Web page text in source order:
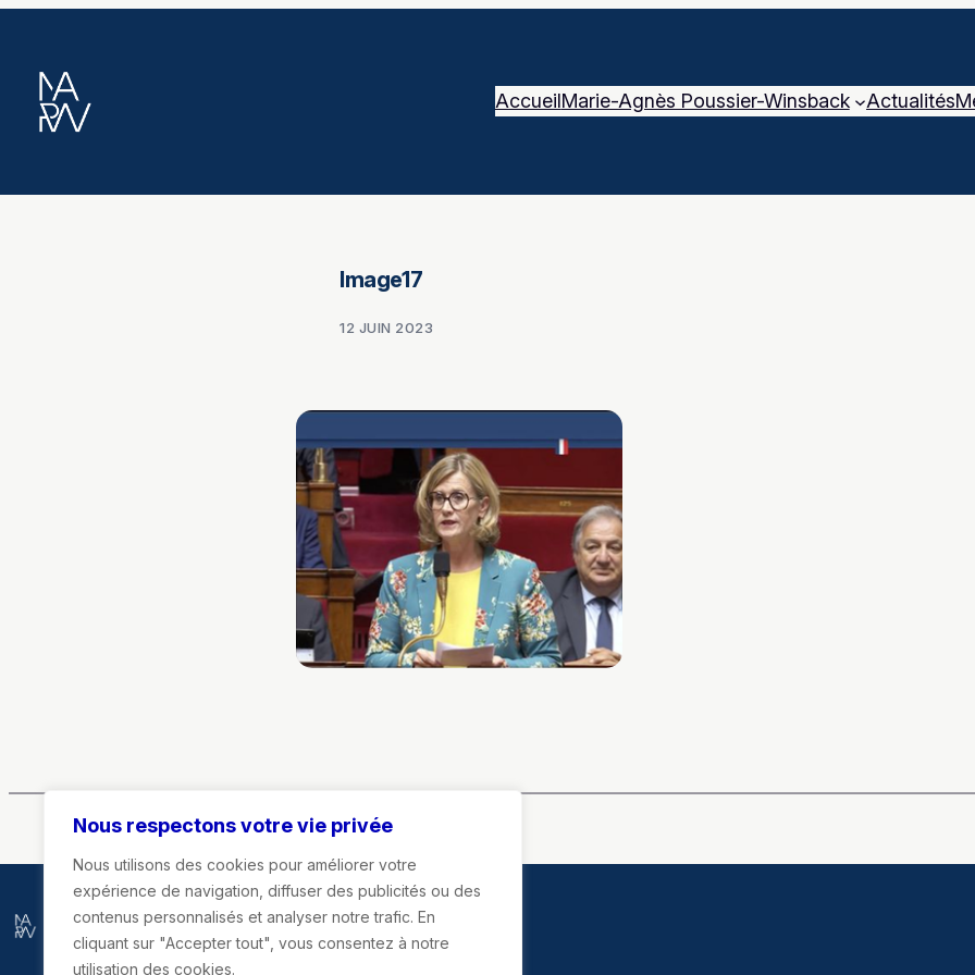
Nous respectons votre vie privée
Nous utilisons des cookies pour améliorer votre
expérience de navigation, diffuser des publicités ou des
contenus personnalisés et analyser notre trafic. En
cliquant sur "Accepter tout", vous consentez à notre
utilisation des cookies.
contenu
AccueilMarie-Agnès Poussier-Winsback Actualités
Image17
12 JUIN 2023
Marie-Agnès Poussier-Winsback